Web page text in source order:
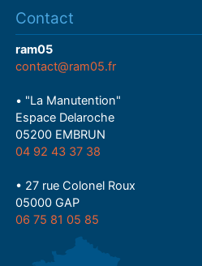
Contact
ram05
contact@ram05.fr
• "La Manutention"
Espace Delaroche
05200 EMBRUN
04 92 43 37 38
• 27 rue Colonel Roux
05000 GAP
06 75 81 05 85